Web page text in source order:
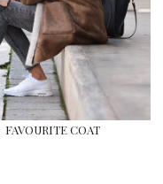
FAVOURITE COAT